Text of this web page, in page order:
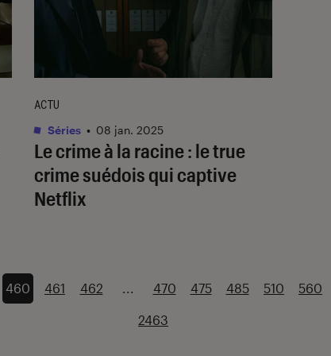
Le crime à la racine: le true
crime suédois qui captive
Netflix
ACTU
Séries • 08 jan. 2025
460 461 462 ... 470 475 485 510 560
2463